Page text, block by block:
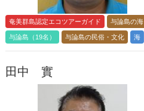
奄美群島認定エコツアーガイド 与論島の海
与論島（19名） 与論島の民俗・文化 海
田中 實